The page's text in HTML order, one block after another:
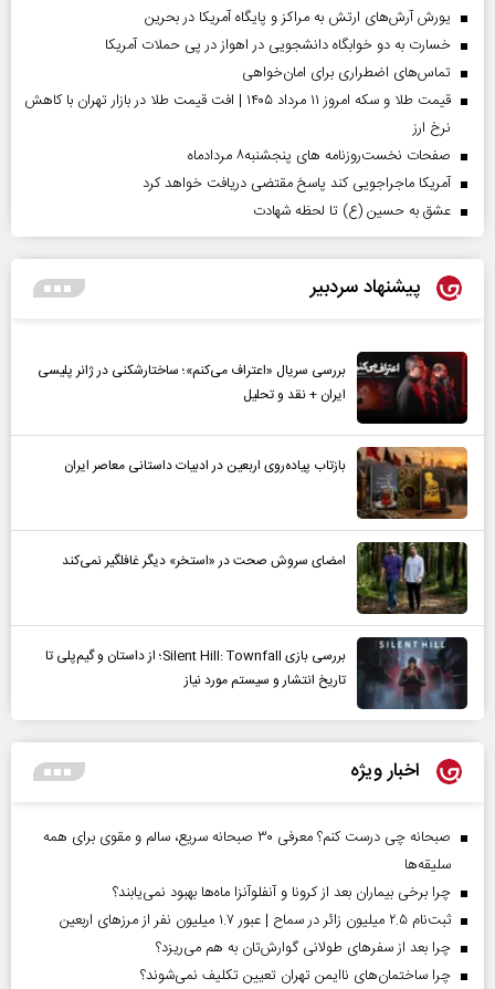
یورش آرش‌های ارتش به مراکز و پایگاه‌ آمریکا در بحرین
خسارت به دو خوابگاه دانشجویی در اهواز در پی حملات آمریکا
تماس‌های اضطراری برای امان‌‌خواهی
قیمت طلا و سکه امروز ۱۱ مرداد ۱۴۰۵ | افت قیمت طلا در بازار تهران با کاهش
نرخ ارز
صفحات نخست‌روزنامه ها‌ی پنجشنبه‌۸ مردادماه
آمریکا ماجراجویی کند پاسخ مقتضی دریافت خواهد کرد
عشق به حسین (ع) تا لحظه شهادت
پیشنهاد سردبیر
بررسی سریال «اعتراف می‌کنم»؛ ساختارشکنی در ژانر پلیسی
ایران + نقد و تحلیل
بازتاب پیاده‌روی اربعین در ادبیات داستانی معاصر ایران
امضای سروش صحت در «استخر» دیگر غافلگیر نمی‌کند
بررسی بازی Silent Hill: Townfall؛ از داستان و گیم‌پلی تا
تاریخ انتشار و سیستم مورد نیاز
اخبار ویژه
صبحانه چی درست کنم؟ معرفی ۳۰ صبحانه سریع، سالم و مقوی برای همه
سلیقه‌ها
چرا برخی بیماران بعد از کرونا و آنفلوآنزا ماه‌ها بهبود نمی‌یابند؟
ثبت‌نام ۲.۵ میلیون زائر در سماح | عبور ۱.۷ میلیون نفر از مرز‌های اربعین
چرا بعد از سفرهای طولانی گوارش‌تان به هم می‌ریزد؟
چرا ساختمان‌های ناایمن تهران تعیین تکلیف نمی‌شوند؟